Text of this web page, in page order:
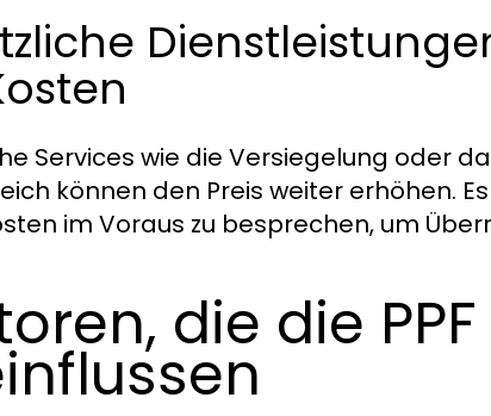
Services wie die Versiegelung oder
können den Preis weiter erhöhen.
im Voraus zu besprechen, um
die die